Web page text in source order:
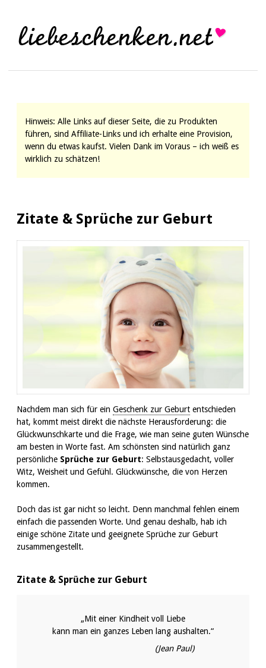
Hinweis: Alle Links auf dieser Seite, die zu Produkten
führen, sind Affiliate-Links und ich erhalte eine Provision,
wenn du etwas kaufst. Vielen Dank im Voraus – ich weiß es
wirklich zu schätzen!
Zitate & Sprüche zur Geburt
Nachdem man sich für ein Geschenk zur Geburt entschieden
hat, kommt meist direkt die nächste Herausforderung: die
Glückwunschkarte und die Frage, wie man seine guten Wünsche
am besten in Worte fast. Am schönsten sind natürlich ganz
persönliche Sprüche zur Geburt: Selbstausgedacht, voller
Witz, Weisheit und Gefühl. Glückwünsche, die von Herzen
kommen.
Doch das ist gar nicht so leicht. Denn manchmal fehlen einem
einfach die passenden Worte. Und genau deshalb, hab ich
einige schöne Zitate und geeignete Sprüche zur Geburt
zusammengestellt.
Zitate & Sprüche zur Geburt
„Mit einer Kindheit voll Liebe
kann man ein ganzes Leben lang aushalten.“
(Jean Paul)